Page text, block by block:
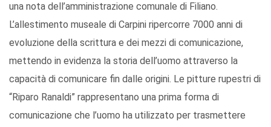
una nota dell’amministrazione comunale di Filiano.
L’allestimento museale di Carpini ripercorre 7000 anni di
evoluzione della scrittura e dei mezzi di comunicazione,
mettendo in evidenza la storia dell’uomo attraverso la
capacità di comunicare fin dalle origini. Le pitture rupestri di
“Riparo Ranaldi” rappresentano una prima forma di
comunicazione che l’uomo ha utilizzato per trasmettere